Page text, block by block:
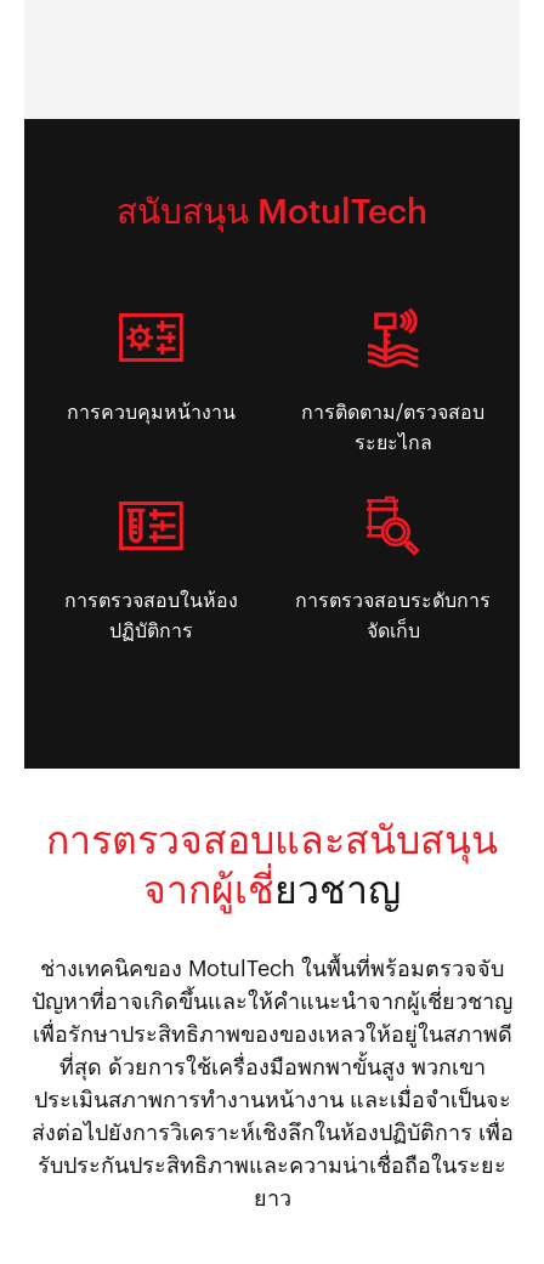
สนับสนุน MotulTech
การควบคุมหน้างาน
การติดตาม/ตรวจสอบ
ระยะไกล
การตรวจสอบในห้อง
ปฏิบัติการ
การตรวจสอบระดับการ
จัดเก็บ
การตรวจสอบและสนับสนุน
จากผู้เชี่ยวชาญ
ช่างเทคนิคของ MotulTech ในพื้นที่พร้อมตรวจจับ
ปัญหาที่อาจเกิดขึ้นและให้คำแนะนำจากผู้เชี่ยวชาญ
เพื่อรักษาประสิทธิภาพของของเหลวให้อยู่ในสภาพดี
ที่สุด ด้วยการใช้เครื่องมือพกพาขั้นสูง พวกเขา
ประเมินสภาพการทำงานหน้างาน และเมื่อจำเป็นจะ
ส่งต่อไปยังการวิเคราะห์เชิงลึกในห้องปฏิบัติการ เพื่อ
รับประกันประสิทธิภาพและความน่าเชื่อถือในระยะ
ยาว